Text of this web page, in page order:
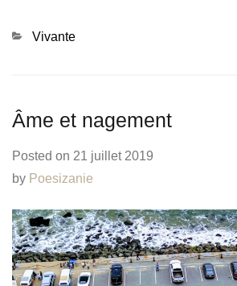
Categories
Vivante
Âme et nagement
Posted on 21 juillet 2019
by Poesizanie